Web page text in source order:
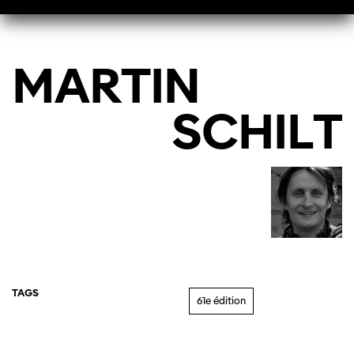
MARTIN
SCHILT
TAGS
61e édition